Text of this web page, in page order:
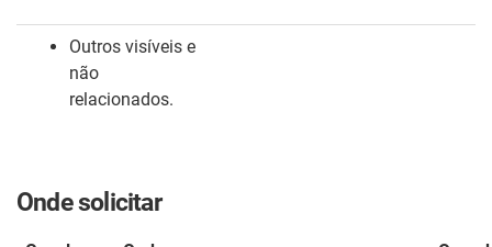
Outros visíveis e
não
relacionados.
Onde solicitar